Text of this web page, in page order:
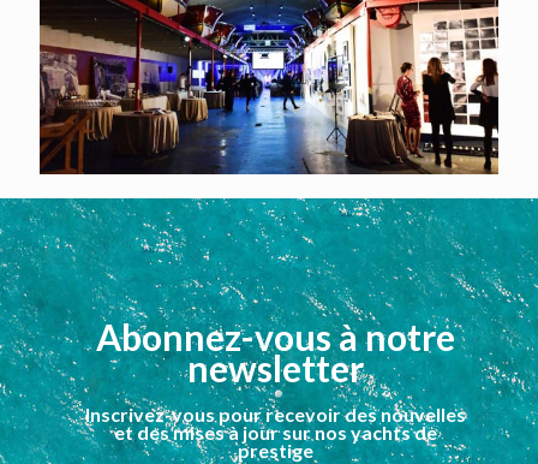
Abonnez-vous à notre
newsletter
Inscrivez-vous pour recevoir des nouvelles
et des mises à jour sur nos yachts de
prestige